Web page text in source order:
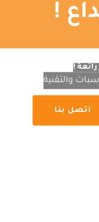
!
!
والتقنية
اتصل بنا